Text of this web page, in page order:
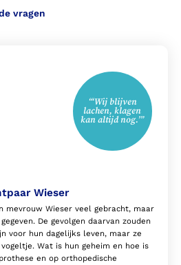
vragen
“‘Wij blijven
lachen, klagen
kan altijd nog.’”
Wieser
mevrouw Wieser veel gebracht, maar
De gevolgen daarvan zouden
voor hun dagelijks leven, maar ze
Wat is hun geheim en hoe is
en op orthopedische